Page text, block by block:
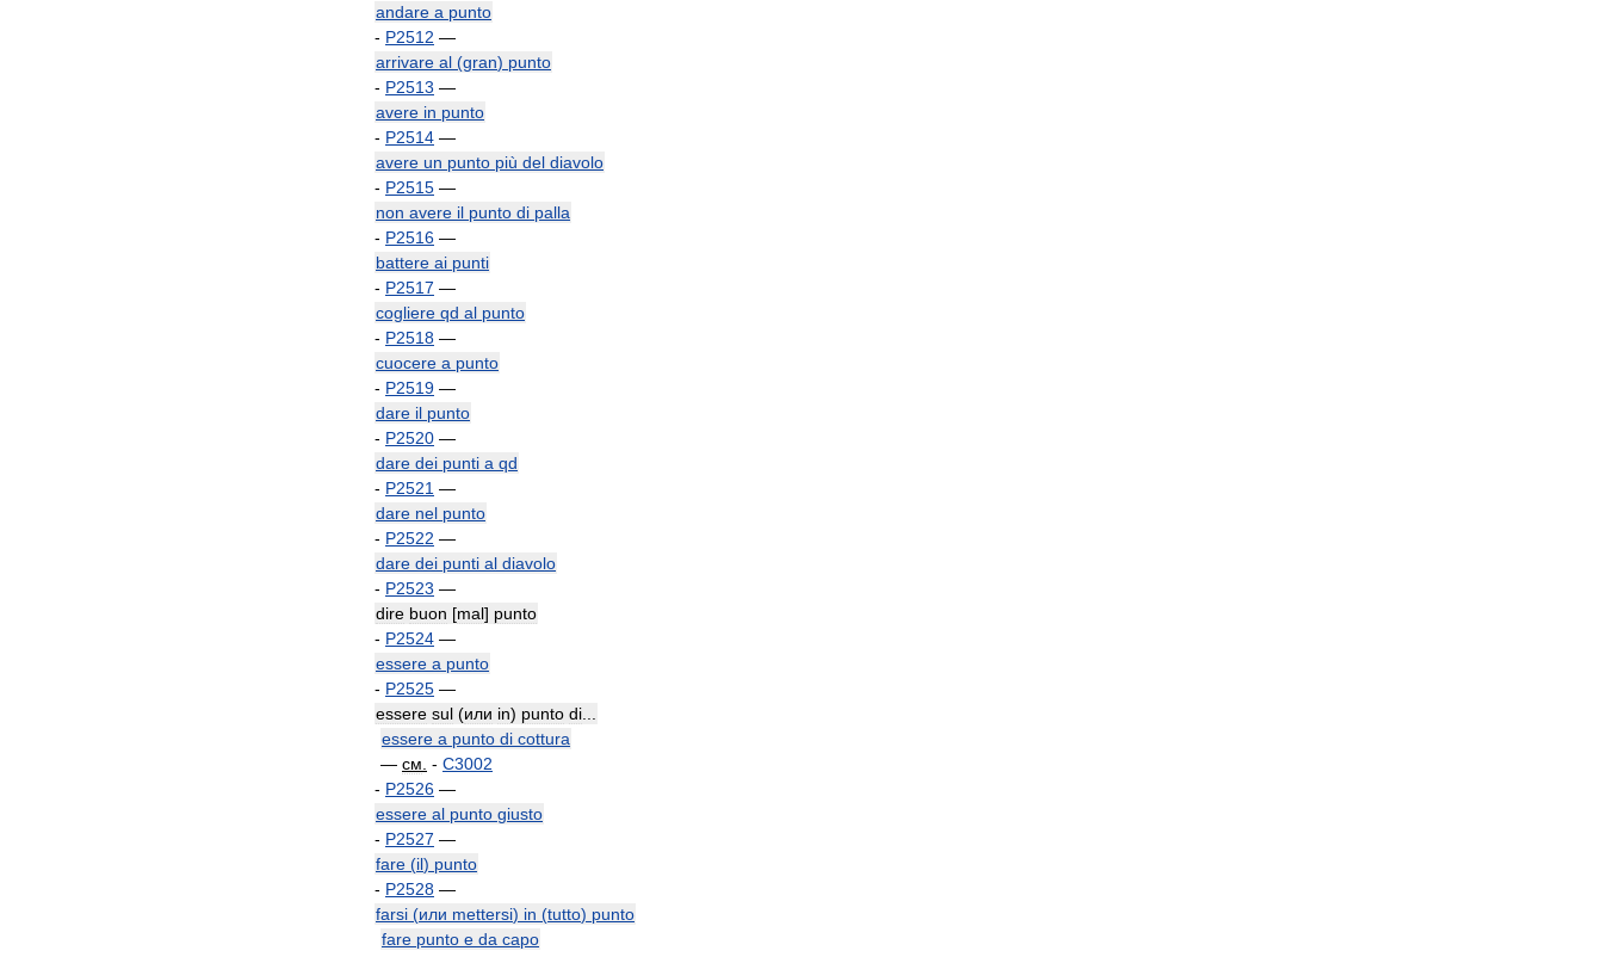
andare a punto
- P2512 —
arrivare al (gran) punto
- P2513 —
avere in punto
- P2514 —
avere un punto più del diavolo
- P2515 —
non avere il punto di palla
- P2516 —
battere ai punti
- P2517 —
cogliere qd al punto
- P2518 —
cuocere a punto
- P2519 —
dare il punto
- P2520 —
dare dei punti a qd
- P2521 —
dare nel punto
- P2522 —
dare dei punti al diavolo
- P2523 —
dire buon [mal] punto
- P2524 —
essere a punto
- P2525 —
essere sul (или in) punto di
essere a punto di cottura
— см - C3002
- P2526 —
essere al punto giusto
- P2527 —
fare (il) punto
- P2528 —
farsi (или mettersi) in (tutto) punto
fare punto e da capo